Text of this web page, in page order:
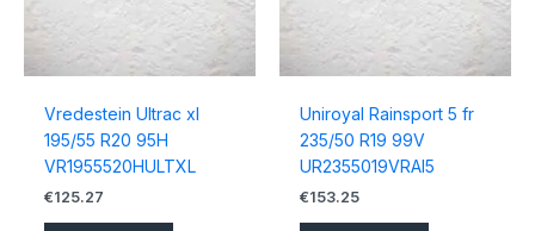
Vredestein Ultrac xl
195/55 R20 95H
VR1955520HULTXL
€125.27
Uniroyal Rainsport 5 fr
235/50 R19 99V
UR2355019VRAI5
€153.25